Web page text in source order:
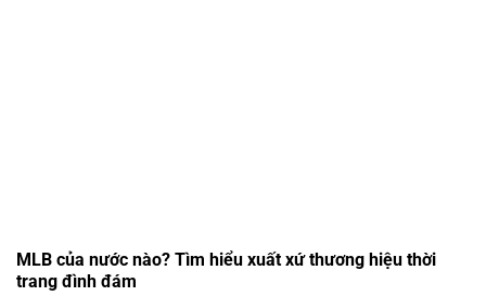
MLB của nước nào? Tìm hiểu xuất xứ thương hiệu thời
trang đình đám